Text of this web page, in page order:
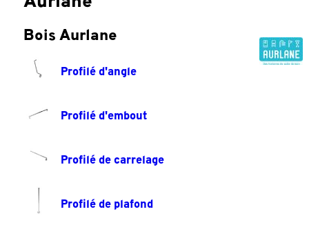
Bois Aurlane
Profilé d'angle
Profilé d'embout
Profilé de carrelage
Profilé de plafond